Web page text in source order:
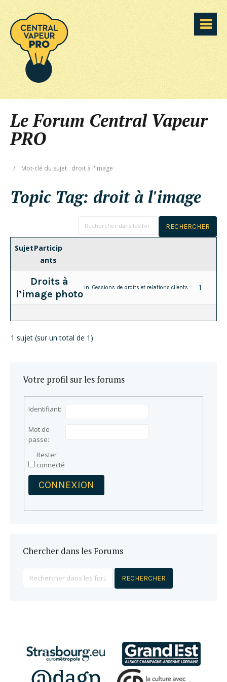
Le Forum Central Vapeur
PRO
/ Mot-clé du sujet : droit à l'image
Topic Tag: droit à l'image
SujetParticip
ants
Droits à
l’image photo
in:Cessions de droits et relations clients 1
1 sujet (sur un total de 1)
Votre profil sur les forums
Identifiant:
Mot de
passe:
Rester
connecté
CONNEXION
Chercher dans les Forums